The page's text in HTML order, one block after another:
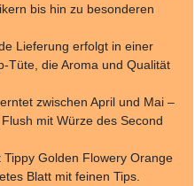
bis hin zu besonderen
Lieferung erfolgt in einer
Tüte, die Aroma und Qualität
zwischen April und Mai –
mit Würze des Second
Tippy Golden Flowery Orange
Blatt mit feinen Tips.